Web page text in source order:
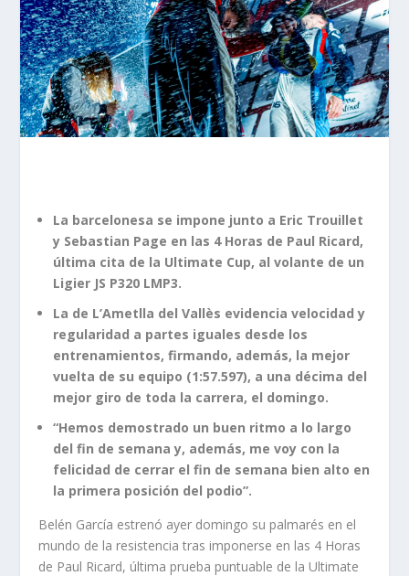
La barcelonesa se impone junto a Eric Trouillet
y Sebastian Page en las 4 Horas de Paul Ricard,
última cita de la Ultimate Cup, al volante de un
Ligier JS P320 LMP3.
La de L’Ametlla del Vallès evidencia velocidad y
regularidad a partes iguales desde los
entrenamientos, firmando, además, la mejor
vuelta de su equipo (1:57.597), a una décima del
mejor giro de toda la carrera, el domingo.
“Hemos demostrado un buen ritmo a lo largo
del fin de semana y, además, me voy con la
felicidad de cerrar el fin de semana bien alto en
la primera posición del podio”.
Belén García estrenó ayer domingo su palmarés en el
mundo de la resistencia tras imponerse en las 4 Horas
de Paul Ricard, última prueba puntuable de la Ultimate